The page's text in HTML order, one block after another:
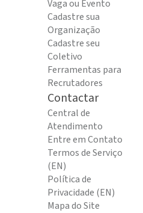
Vaga ou Evento
Cadastre sua
Organização
Cadastre seu
Coletivo
Ferramentas para
Recrutadores
Contactar
Central de
Atendimento
Entre em Contato
Termos de Serviço
(EN)
Política de
Privacidade (EN)
Mapa do Site